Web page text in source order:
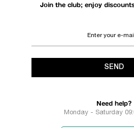
Join the club; enjoy
SEND
Need help?
Monday - Saturday